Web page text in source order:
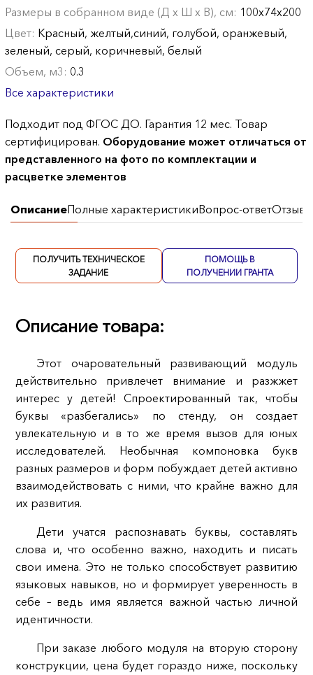
Размеры в собранном виде (Д х Ш х В), см: 100х74х200
Цвет: Красный, желтый,синий, голубой, оранжевый,
зеленый, серый, коричневый, белый
Объем, м3: 0.3
Все характеристики
Подходит под ФГОС ДО. Гарантия 12 мес. Товар
сертифицирован. Оборудование может отличаться от
представленного на фото по комплектации и
расцветке элементов
ОписаниеПолные характеристикиВопрос-ответОтзывы
ПОЛУЧИТЬ ТЕХНИЧЕСКОЕ
ЗАДАНИЕ
ПОМОЩЬ В
ПОЛУЧЕНИИ ГРАНТА
Описание товара:
Этот очаровательный развивающий модуль
действительно привлечет внимание и разжжет
интерес у детей! Спроектированный так, чтобы
буквы «разбегались» по стенду, он создает
увлекательную и в то же время вызов для юных
исследователей. Необычная компоновка букв
разных размеров и форм побуждает детей активно
взаимодействовать с ними, что крайне важно для
их развития.
Дети учатся распознавать буквы, составлять
слова и, что особенно важно, находить и писать
свои имена. Это не только способствует развитию
языковых навыков, но и формирует уверенность в
себе – ведь имя является важной частью личной
идентичности.
При заказе любого модуля на вторую сторону
конструкции, цена будет гораздо ниже, поскольку